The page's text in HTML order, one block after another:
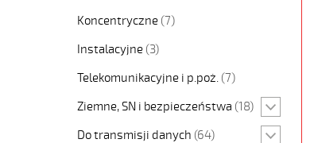
Koncentryczne (7)
Instalacyjne (3)
Telekomunikacyjne i p.poż. (7)
Ziemne, SN i bezpieczeństwa (18)
Do transmisji danych (64)